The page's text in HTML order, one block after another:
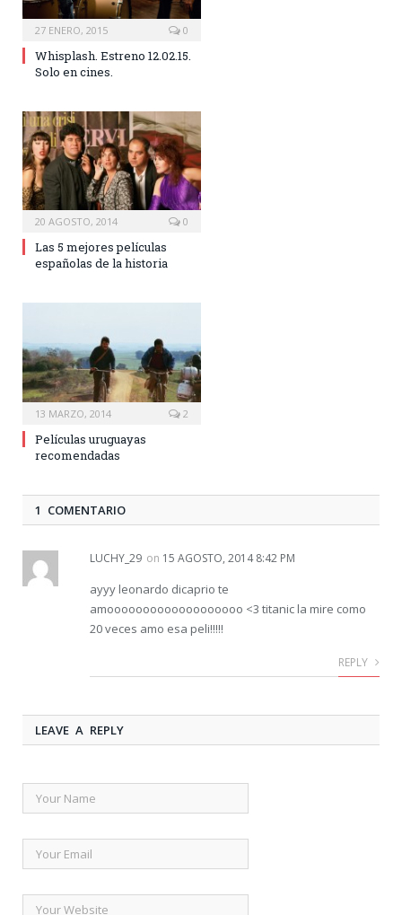
27 ENERO, 2015 0
Whisplash. Estreno 12.02.15.
Solo en cines.
20 AGOSTO, 2014 0
Las 5 mejores películas
españolas de la historia
13 MARZO, 2014 2
Películas uruguayas
recomendadas
1 COMENTARIO
LUCHY_29 on 15 AGOSTO, 2014 8:42 PM
ayyy leonardo dicaprio te
amooooooooooooooooooo <3 titanic la mire como
20 veces amo esa peli!!!!!
REPLY
LEAVE A REPLY